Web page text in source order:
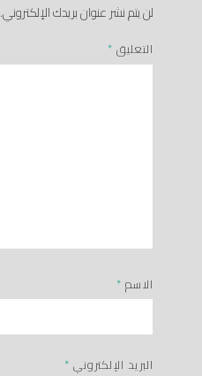
لن يتم نشر عنوان بريدك الإلكتروني.
التعليق *
الاسم *
البريد الإلكتروني *